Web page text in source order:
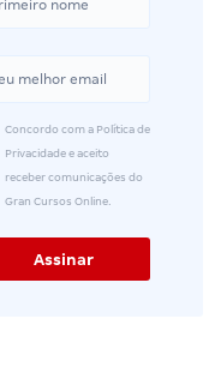
Concordo com a Política de
Privacidade e aceito
receber comunicações do
Gran Cursos Online.